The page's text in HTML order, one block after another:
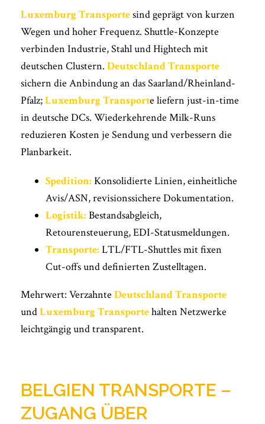
Luxemburg Transportesind geprägt von kurzen
Wegen und hoher Frequenz. Shuttle-Konzepte
verbinden Industrie, Stahl und Hightech mit
deutschen Clustern. Deutschland Transporte
sichern die Anbindung an das Saarland/Rheinland-
Pfalz;Luxemburg Transporte liefern just-in-time
in deutsche DCs. Wiederkehrende Milk-Runs
reduzieren Kosten je Sendung und verbessern die
Planbarkeit.
Spedition: Konsolidierte Linien, einheitliche
Avis/ASN, revisionssichere Dokumentation.
Logistik: Bestandsabgleich,
Retourensteuerung, EDI-Statusmeldungen.
Transporte: LTL/FTL-Shuttles mit fixen
Cut-offs und definierten Zustelltagen.
Mehrwert: Verzahnte Deutschland Transporte
undLuxemburg Transportehalten Netzwerke
leichtgängig und transparent.
BELGIEN TRANSPORTE –
ZUGANG ÜBER